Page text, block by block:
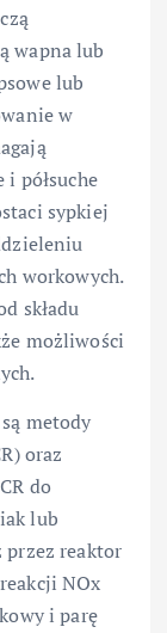
wapna lub
lub
w
półsuche
sypkiej
workowych.
składu
możliwości
metody
oraz
do
lub
przez reaktor
NOx
i parę